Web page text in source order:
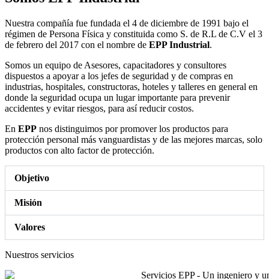
Nuestra compañía fue fundada el 4 de diciembre de 1991 bajo el
régimen de Persona Física y constituida como S. de R.L de C.V el 3
de febrero del 2017 con el nombre de EPP Industrial.
Somos un equipo de Asesores, capacitadores y consultores
dispuestos a apoyar a los jefes de seguridad y de compras en
industrias, hospitales, constructoras, hoteles y talleres en general en
donde la seguridad ocupa un lugar importante para prevenir
accidentes y evitar riesgos, para así reducir costos.
En EPP nos distinguimos por promover los productos para
protección personal más vanguardistas y de las mejores marcas, solo
productos con alto factor de protección.
Objetivo
Misión
Valores
Nuestros servicios